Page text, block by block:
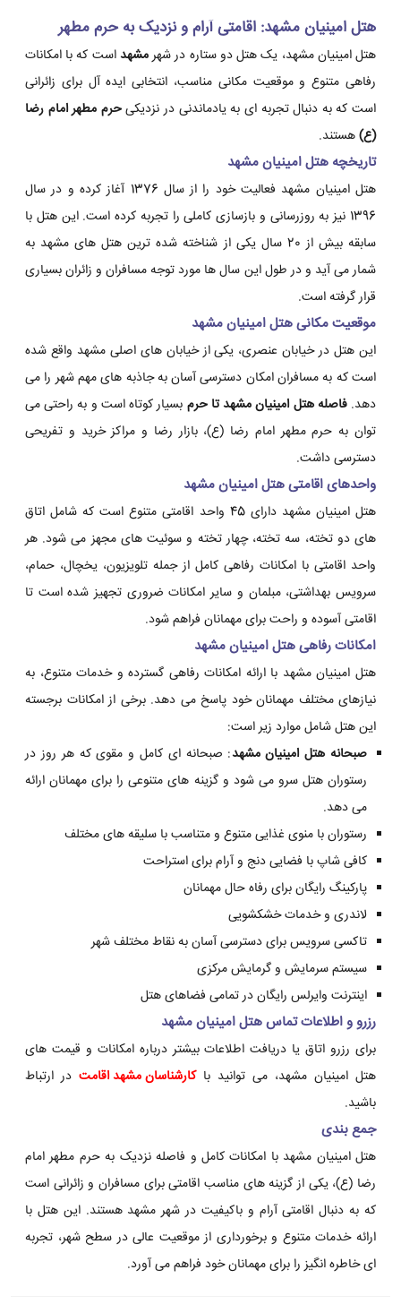
هتل امینیان مشهد: اقامتی آرام و نزدیک به حرم مطهر
هتل امینیان مشهد، یک هتل دو ستاره در شهرمشهداست که با امکانات
رفاهی متنوع و موقعیت مکانی مناسب، انتخابی ایده آل برای زائرانی
است که به دنبال تجربه ای به یادماندنی در نزدیکیحرم مطهر امام رضا
(ع)هستند.
تاریخچه هتل امینیان مشهد
هتل امینیان مشهد فعالیت خود را از سال 1376 آغاز کرده و در سال
1396 نیز به روزرسانی و بازسازی کاملی را تجربه کرده است. این هتل با
سابقه بیش از 20 سال یکی از شناخته شده ترین هتل های مشهد به
شمار می آید و در طول این سال ها مورد توجه مسافران و زائران بسیاری
قرار گرفته است.
موقعیت مکانی هتل امینیان مشهد
این هتل در خیابان عنصری، یکی از خیابان های اصلی مشهد واقع شده
است که به مسافران امکان دسترسی آسان به جاذبه های مهم شهر را می
دهد.فاصله هتل امینیان مشهد تا حرم بسیار کوتاه است و به راحتی می
توان به حرم مطهر امام رضا (ع)، بازار رضا و مراکز خرید و تفریحی
دسترسی داشت.
واحدهای اقامتی هتل امینیان مشهد
هتل امینیان مشهد دارای 45 واحد اقامتی متنوع است که شامل اتاق
های دو تخته، سه تخته، چهار تخته و سوئیت های مجهز می شود. هر
واحد اقامتی با امکانات رفاهی کامل از جمله تلویزیون، یخچال، حمام،
سرویس بهداشتی، مبلمان و سایر امکانات ضروری تجهیز شده است تا
اقامتی آسوده و راحت برای مهمانان فراهم شود.
امکانات رفاهی هتل امینیان مشهد
هتل امینیان مشهد با ارائه امکانات رفاهی گسترده و خدمات متنوع، به
نیازهای مختلف مهمانان خود پاسخ می دهد. برخی از امکانات برجسته
این هتل شامل موارد زیر است:
صبحانه هتل امینیان مشهد: صبحانه ای کامل و مقوی که هر روز در
رستوران هتل سرو می شود و گزینه های متنوعی را برای مهمانان ارائه
می دهد.
رستوران با منوی غذایی متنوع و متناسب با سلیقه های مختلف
کافی شاپ با فضایی دنج و آرام برای استراحت
پارکینگ رایگان برای رفاه حال مهمانان
لاندری و خدمات خشکشویی
تاکسی سرویس برای دسترسی آسان به نقاط مختلف شهر
سیستم سرمایش و گرمایش مرکزی
اینترنت وایرلس رایگان در تمامی فضاهای هتل
رزرو و اطلاعات تماس هتل امینیان مشهد
برای رزرو اتاق یا دریافت اطلاعات بیشتر درباره امکانات و قیمت های
هتل امینیان مشهد، می توانید باکارشناسان مشهد اقامت در ارتباط
باشید.
جمع بندی
هتل امینیان مشهد با امکانات کامل و فاصله نزدیک به حرم مطهر امام
رضا (ع)، یکی از گزینه های مناسب اقامتی برای مسافران و زائرانی است
که به دنبال اقامتی آرام و باکیفیت در شهر مشهد هستند. این هتل با
ارائه خدمات متنوع و برخورداری از موقعیت عالی در سطح شهر، تجربه
ای خاطره انگیز را برای مهمانان خود فراهم می آورد.